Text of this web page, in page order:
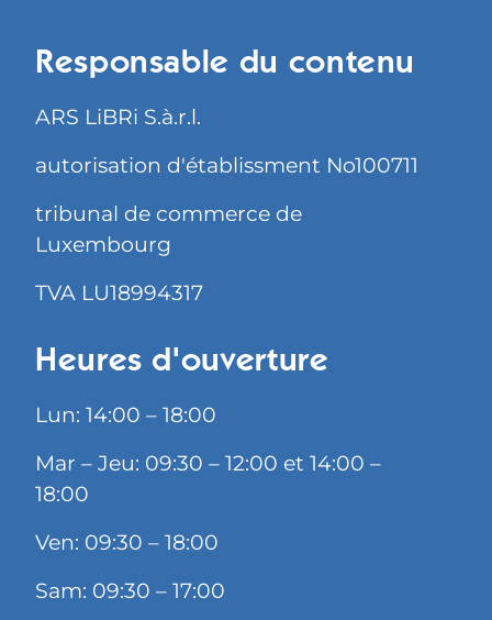
Responsable du contenu
ARS LiBRi S.à.r.l.
autorisation d'établissment No100711
tribunal de commerce de
Luxembourg
TVA LU18994317
Heures d'ouverture
Lun: 14:00 – 18:00
Mar – Jeu: 09:30 – 12:00 et 14:00 –
18:00
Ven: 09:30 – 18:00
Sam: 09:30 – 17:00